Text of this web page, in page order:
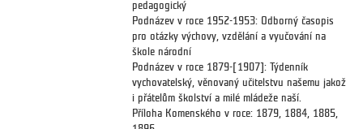
pedagogický
Podnázev v roce 1952-1953: Odborný časopis
pro otázky výchovy, vzdělání a vyučování na
škole národní
Podnázev v roce 1879-[1907]: Týdenník
vychovatelský, věnovaný učitelstvu našemu jakož
i přátelům školství a milé mládeže naší.
Příloha Komenského v roce: 1879, 1884, 1885,